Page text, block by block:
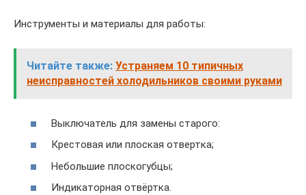
Инструменты и материалы для работы:
Читайте также: Устраняем 10 типичных
неисправностей холодильников своими руками
Выключатель для замены старого:
Крестовая или плоская отвертка;
Небольшие плоскогубцы;
Индикаторная отвёртка.